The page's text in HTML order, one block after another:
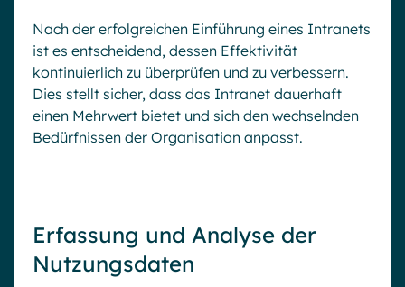
Nach der erfolgreichen Einführung eines Intranets
ist es entscheidend, dessen Effektivität
kontinuierlich zu überprüfen und zu verbessern.
Dies stellt sicher, dass das Intranet dauerhaft
einen Mehrwert bietet und sich den wechselnden
Bedürfnissen der Organisation anpasst.
Erfassung und Analyse der
Nutzungsdaten